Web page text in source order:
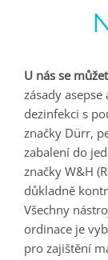
U nás se
zásady
dezinfekci s
značky Dürr,
zabalení do
značky W&H
důkladně
Všechny
ordinace je
pro zajištění